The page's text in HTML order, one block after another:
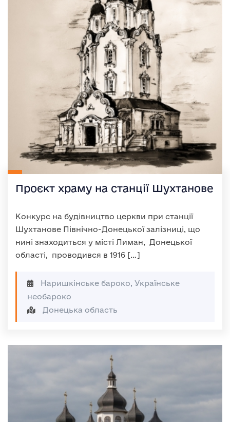
Проєкт храму на станції Шухтанове
Конкурс на будівництво церкви при станції
Шухтанове Північно-Донецької залізниці, що
нині знаходиться у місті Лиман, Донецької
області, проводився в 1916 […]
Наришкінське бароко, Українське
необароко
Донецька область